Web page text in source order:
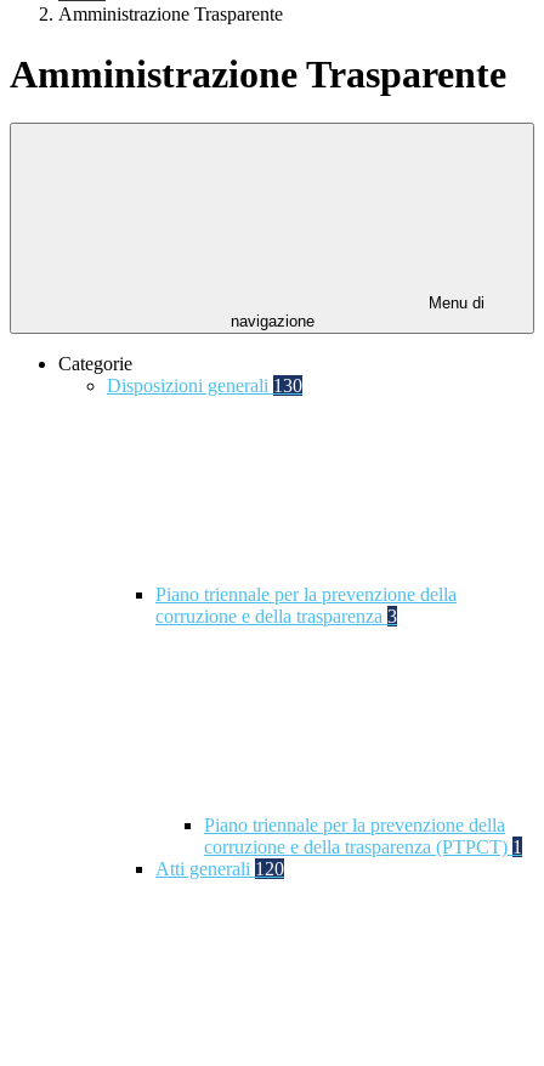
Amministrazione Trasparente
Amministrazione Trasparente
Menu di
navigazione
Categorie
Disposizioni generali 130
Piano triennale per la prevenzione della
corruzione e della trasparenza 3
Piano triennale per la prevenzione della
corruzione e della trasparenza (PTPCT) 1
Atti generali 120